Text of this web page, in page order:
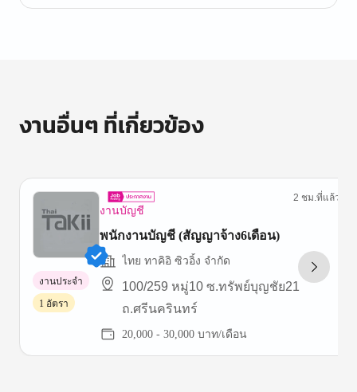
งานอื่นๆ ที่เกี่ยวข้อง
งานบัญชี
2 ชม.ที่แล้ว
พนักงานบัญชี (สัญญาจ้าง6เดือน)
ไทย ทาคิอิ ซิวอิ้ง จำกัด
100/259 หมู่10 ซ.ทรัพย์บุญชัย21
ถ.ศรีนครินทร์
20,000 - 30,000 บาท/เดือน
งานประจำ
1 อัตรา